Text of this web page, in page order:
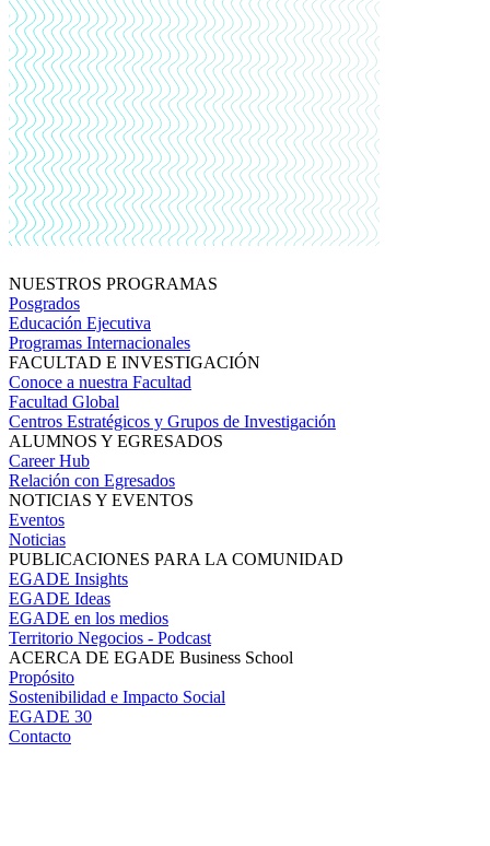
NUESTROS PROGRAMAS
Posgrados
Educación Ejecutiva
Programas Internacionales
FACULTAD E INVESTIGACIÓN
Conoce a nuestra Facultad
Facultad Global
Centros Estratégicos y Grupos de Investigación
ALUMNOS Y EGRESADOS
Career Hub
Relación con Egresados
NOTICIAS Y EVENTOS
Eventos
Noticias
PUBLICACIONES PARA LA COMUNIDAD
EGADE Insights
EGADE Ideas
EGADE en los medios
Territorio Negocios - Podcast
ACERCA DE EGADE Business School
Propósito
Sostenibilidad e Impacto Social
EGADE 30
Contacto